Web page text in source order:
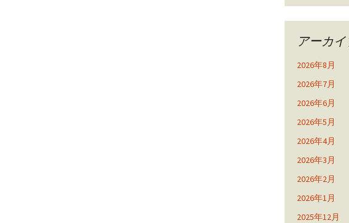
アーカ
2026年8月
2026年7月
2026年6月
2026年5月
2026年4月
2026年3月
2026年2月
2026年1月
2025年12月